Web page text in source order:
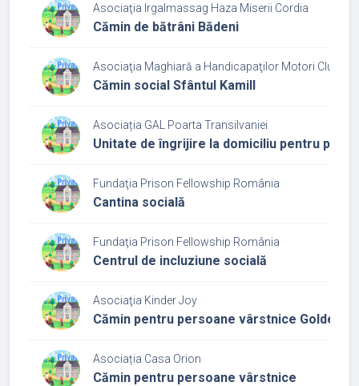
Asociaţia Irgalmassag Haza Miserii Cordia
Cămin de bătrâni Bădeni
Asociaţia Maghiară a Handicapaţilor Motori Cluj
Cămin social Sfântul Kamill
Asociația GAL Poarta Transilvaniei
Unitate de îngrijire la domiciliu pentru
Fundaţia Prison Fellowship România
Cantina socială
Fundaţia Prison Fellowship România
Centrul de incluziune socială
Asociaţia Kinder Joy
Cămin pentru persoane vârstnice Golden
Asociația Casa Orion
Cămin pentru persoane vârstnice